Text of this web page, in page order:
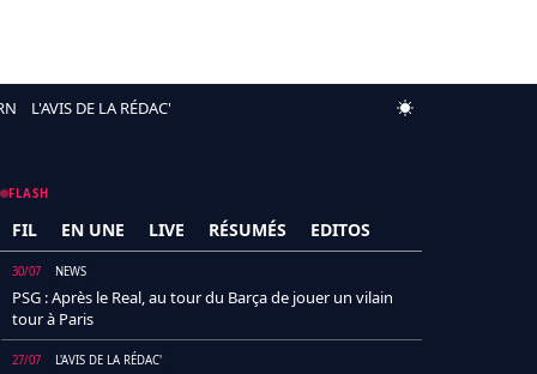
L'AVIS DE LA RÉDAC'
FLASH
FIL EN UNE LIVE RÉSUMÉS EDITOS
30/07 NEWS
PSG : Après le Real, au tour du Barça de jouer un vilain
tour à Paris
27/07 L'AVIS DE LA RÉDAC'